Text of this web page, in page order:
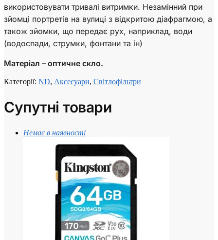
використовувати тривалі витримки. Незамінний при
зйомці портретів на вулиці з відкритою діафрагмою, а
також зйомки, що передає рух, наприклад, води
(водоспади, струмки, фонтани та ін)
Матеріал – оптичне скло.
Категорії: ND, Аксесуари, Світлофільтри
Супутні товари
Немає в наявності